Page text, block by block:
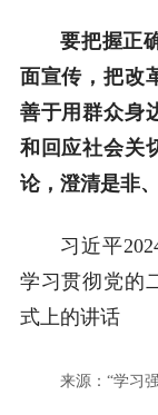
要把握正
面宣传，把改
善于用群众身
和回应社会关
论，澄清是非
习近平
学习贯彻党的
式上的讲话
来源：“学习